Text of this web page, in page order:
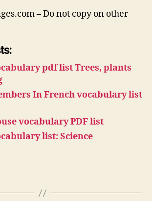
– Do not copy on other
pdf list Trees, plants
In French vocabulary list
vocabulary PDF list
list: Science